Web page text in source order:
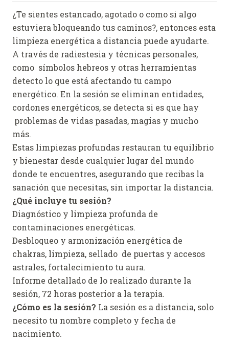
¿Te sientes estancado, agotado o como si algo
estuviera bloqueando tus caminos?, entonces esta
limpieza energética a distancia puede ayudarte.
A través de radiestesia y técnicas personales,
como símbolos hebreos y otras herramientas
detecto lo que está afectando tu campo
energético. En la sesión se eliminan entidades,
cordones energéticos, se detecta si es que hay
problemas de vidas pasadas, magias y mucho
más.
Estas limpiezas profundas restauran tu equilibrio
y bienestar desde cualquier lugar del mundo
donde te encuentres, asegurando que recibas la
sanación que necesitas, sin importar la distancia.
¿Qué incluye tu sesión?
Diagnóstico y limpieza profunda de
contaminaciones energéticas.
Desbloqueo y armonización energética de
chakras, limpieza, sellado de puertas y accesos
astrales, fortalecimiento tu aura.
Informe detallado de lo realizado durante la
sesión, 72 horas posterior a la terapia.
¿Cómo es la sesión? La sesión es a distancia, solo
necesito tu nombre completo y fecha de
nacimiento.